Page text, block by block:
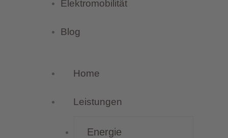
Elektromobilität
Blog
Home
Leistungen
Energie